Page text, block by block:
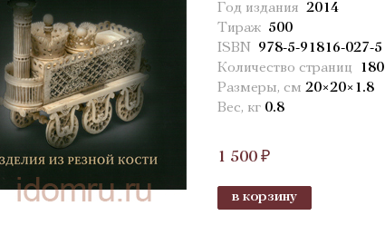
Год издания 2014
Тираж 500
ISBN 978-5-91816-027-5
Количество страниц
180
Размеры, см 20×20×1.8
Вес, кг 0.8
1 500 ₽
в корзину